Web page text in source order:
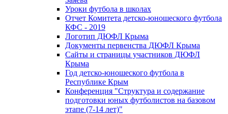
Уроки футбола в школах
Отчет Комитета детско-юношеского футбола
КФС - 2019
Логотип ДЮФЛ Крыма
Документы первенства ДЮФЛ Крыма
Сайты и страницы участников ДЮФЛ
Крыма
Год детско-юношеского футбола в
Республике Крым
Конференция "Структура и содержание
подготовки юных футболистов на базовом
этапе (7-14 лет)"